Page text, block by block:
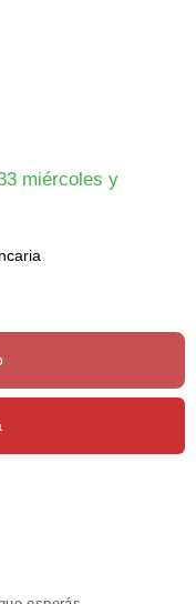
miércoles y